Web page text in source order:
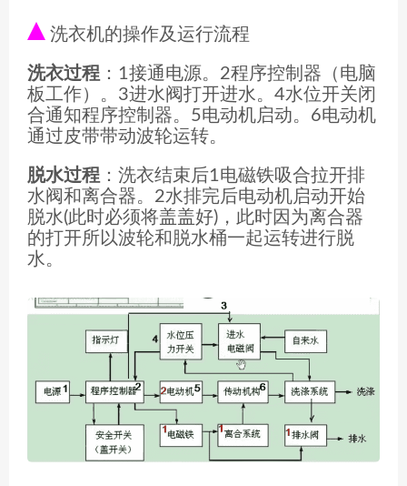
洗衣机的操作及运行流程
洗衣过程 ：1接通电源。2程序控制器（电脑
板工作）。3进水阀打开进水。4水位开关闭
合通知程序控制器。5电动机启动。6电动机
通过皮带带动波轮运转。
脱水过程 ：洗衣结束后1电磁铁吸合拉开排
水阀和离合器。2水排完后电动机启动开始
脱水(此时必须将盖盖好)，此时因为离合器
的打开所以波轮和脱水桶一起运转进行脱
水。